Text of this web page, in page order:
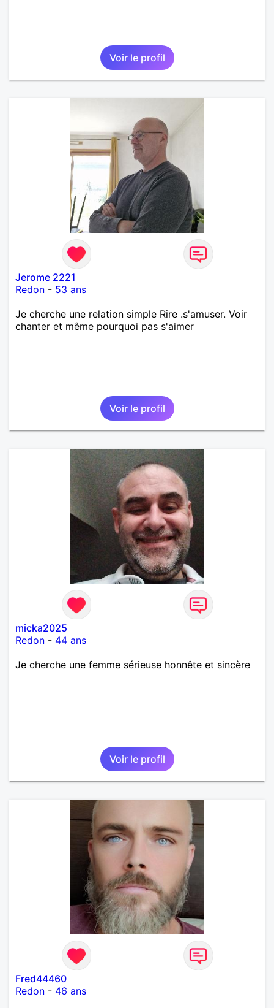
Voir le profil
Jerome 2221
Redon - 53 ans
Je cherche une relation simple Rire .s'amuser. Voir
chanter et même pourquoi pas s'aimer
Voir le profil
micka2025
Redon - 44 ans
Je cherche une femme sérieuse honnête et sincère
Voir le profil
Fred44460
Redon - 46 ans